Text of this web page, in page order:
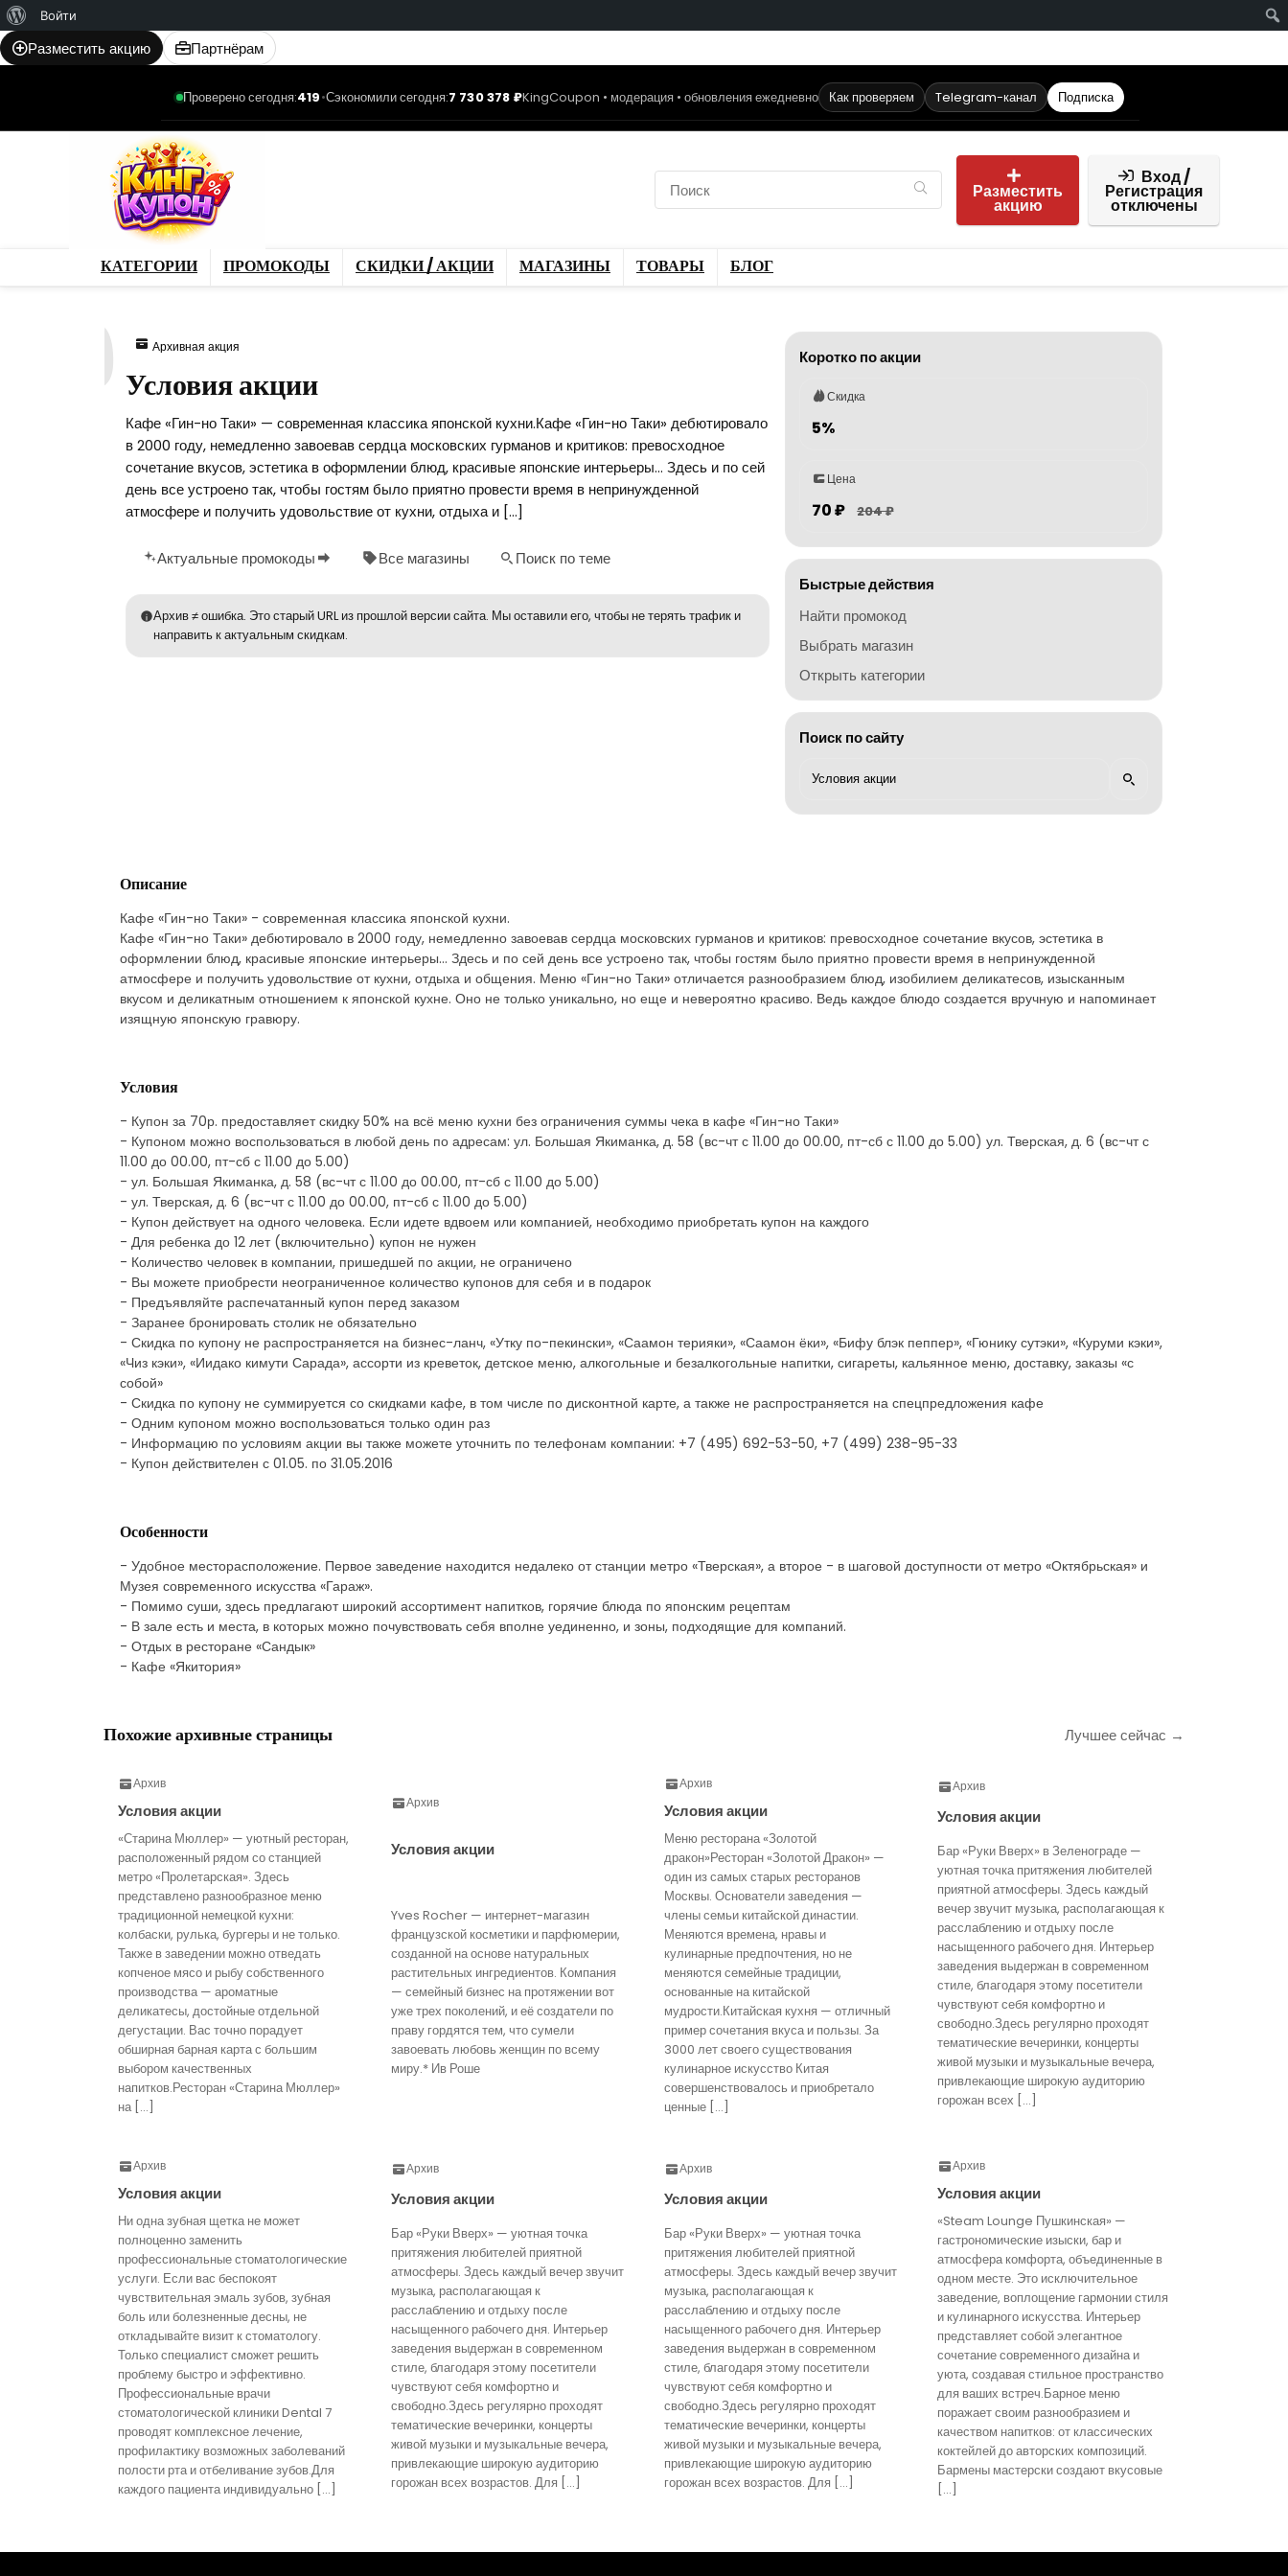
WordPress
Войти
Разместить акцию Партнёрам
Проверено сегодня:419•Сэкономили сегодня:7 730 378 ₽KingCoupon • модерация • обновления ежедневно Как проверяем Telegram-канал Подписка
Разместить
акцию
Вход /
Регистрация
отключены
КАТЕГОРИИ ПРОМОКОДЫ СКИДКИ / АКЦИИ МАГАЗИНЫ ТОВАРЫ БЛОГ
Архивная акция
Условия акции
Кафе «Гин-но Таки» — современная классика японской кухни.Кафе «Гин-но Таки» дебютировало
в 2000 году, немедленно завоевав сердца московских гурманов и критиков: превосходное
сочетание вкусов, эстетика в оформлении блюд, красивые японские интерьеры… Здесь и по сей
день все устроено так, чтобы гостям было приятно провести время в непринужденной
атмосфере и получить удовольствие от кухни, отдыха и […]
Актуальные промокоды Все магазины Поиск по теме
Архив ≠ ошибка. Это старый URL из прошлой версии сайта. Мы оставили его, чтобы не терять трафик и
направить к актуальным скидкам.
Коротко по акции
Скидка
5%
Цена
70 ₽ 204 ₽
Быстрые действия
Найти промокод
Выбрать магазин
Открыть категории
Поиск по сайту
Описание
Кафе «Гин-но Таки» - современная классика японской кухни.
Кафе «Гин-но Таки» дебютировало в 2000 году, немедленно завоевав сердца московских гурманов и критиков: превосходное сочетание вкусов, эстетика в
оформлении блюд, красивые японские интерьеры… Здесь и по сей день все устроено так, чтобы гостям было приятно провести время в непринужденной
атмосфере и получить удовольствие от кухни, отдыха и общения. Меню «Гин-но Таки» отличается разнообразием блюд, изобилием деликатесов, изысканным
вкусом и деликатным отношением к японской кухне. Оно не только уникально, но еще и невероятно красиво. Ведь каждое блюдо создается вручную и напоминает
изящную японскую гравюру.
Условия
- Купон за 70р. предоставляет скидку 50% на всё меню кухни без ограничения суммы чека в кафе «Гин-но Таки»
- Купоном можно воспользоваться в любой день по адресам: ул. Большая Якиманка, д. 58 (вс-чт с 11.00 до 00.00, пт-сб с 11.00 до 5.00) ул. Тверская, д. 6 (вс-чт с
11.00 до 00.00, пт-сб с 11.00 до 5.00)
- ул. Большая Якиманка, д. 58 (вс-чт с 11.00 до 00.00, пт-сб с 11.00 до 5.00)
- ул. Тверская, д. 6 (вс-чт с 11.00 до 00.00, пт-сб с 11.00 до 5.00)
- Купон действует на одного человека. Если идете вдвоем или компанией, необходимо приобретать купон на каждого
- Для ребенка до 12 лет (включительно) купон не нужен
- Количество человек в компании, пришедшей по акции, не ограничено
- Вы можете приобрести неограниченное количество купонов для себя и в подарок
- Предъявляйте распечатанный купон перед заказом
- Заранее бронировать столик не обязательно
- Скидка по купону не распространяется на бизнес-ланч, «Утку по-пекински», «Саамон терияки», «Саамон ёки», «Бифу блэк пеппер», «Гюнику сутэки», «Куруми кэки»,
«Чиз кэки», «Иидако кимути Сарада», ассорти из креветок, детское меню, алкогольные и безалкогольные напитки, сигареты, кальянное меню, доставку, заказы «с
собой»
- Скидка по купону не суммируется со скидками кафе, в том числе по дисконтной карте, а также не распространяется на спецпредложения кафе
- Одним купоном можно воспользоваться только один раз
- Информацию по условиям акции вы также можете уточнить по телефонам компании: +7 (495) 692-53-50, +7 (499) 238-95-33
- Купон действителен с 01.05. по 31.05.2016
Особенности
- Удобное месторасположение. Первое заведение находится недалеко от станции метро «Тверская», а второе - в шаговой доступности от метро «Октябрьская» и
Музея современного искусства «Гараж».
- Помимо суши, здесь предлагают широкий ассортимент напитков, горячие блюда по японским рецептам
- В зале есть и места, в которых можно почувствовать себя вполне уединенно, и зоны, подходящие для компаний.
- Отдых в ресторане «Сандык»
- Кафе «Якитория»
Похожие архивные страницы Лучшее сейчас →
Архив
Условия акции
«Старина Мюллер» — уютный ресторан,
расположенный рядом со станцией
метро «Пролетарская». Здесь
представлено разнообразное меню
традиционной немецкой кухни:
колбаски, рулька, бургеры и не только.
Также в заведении можно отведать
копченое мясо и рыбу собственного
производства — ароматные
деликатесы, достойные отдельной
дегустации. Вас точно порадует
обширная барная карта с большим
выбором качественных
напитков.Ресторан «Старина Мюллер»
на […]
Архив
Условия акции
Yves Rocher — интернет-магазин
французской косметики и парфюмерии,
созданной на основе натуральных
растительных ингредиентов. Компания
— семейный бизнес на протяжении вот
уже трех поколений, и её создатели по
праву гордятся тем, что сумели
завоевать любовь женщин по всему
миру.* Ив Роше
Архив
Условия акции
Меню ресторана «Золотой
дракон»Ресторан «Золотой Дракон» —
один из самых старых ресторанов
Москвы. Основатели заведения —
члены семьи китайской династии.
Меняются времена, нравы и
кулинарные предпочтения, но не
меняются семейные традиции,
основанные на китайской
мудрости.Китайская кухня — отличный
пример сочетания вкуса и пользы. За
3000 лет своего существования
кулинарное искусство Китая
совершенствовалось и приобретало
ценные […]
Архив
Условия акции
Бар «Руки Вверх» в Зеленограде —
уютная точка притяжения любителей
приятной атмосферы. Здесь каждый
вечер звучит музыка, располагающая к
расслаблению и отдыху после
насыщенного рабочего дня. Интерьер
заведения выдержан в современном
стиле, благодаря этому посетители
чувствуют себя комфортно и
свободно.Здесь регулярно проходят
тематические вечеринки, концерты
живой музыки и музыкальные вечера,
привлекающие широкую аудиторию
горожан всех […]
Архив
Условия акции
Ни одна зубная щетка не может
полноценно заменить
профессиональные стоматологические
услуги. Если вас беспокоят
чувствительная эмаль зубов, зубная
боль или болезненные десны, не
откладывайте визит к стоматологу.
Только специалист сможет решить
проблему быстро и эффективно.
Профессиональные врачи
стоматологической клиники Dental 7
проводят комплексное лечение,
профилактику возможных заболеваний
полости рта и отбеливание зубов.Для
каждого пациента индивидуально […]
Архив
Условия акции
Бар «Руки Вверх» — уютная точка
притяжения любителей приятной
атмосферы. Здесь каждый вечер звучит
музыка, располагающая к
расслаблению и отдыху после
насыщенного рабочего дня. Интерьер
заведения выдержан в современном
стиле, благодаря этому посетители
чувствуют себя комфортно и
свободно.Здесь регулярно проходят
тематические вечеринки, концерты
живой музыки и музыкальные вечера,
привлекающие широкую аудиторию
горожан всех возрастов. Для […]
Архив
Условия акции
Бар «Руки Вверх» — уютная точка
притяжения любителей приятной
атмосферы. Здесь каждый вечер звучит
музыка, располагающая к
расслаблению и отдыху после
насыщенного рабочего дня. Интерьер
заведения выдержан в современном
стиле, благодаря этому посетители
чувствуют себя комфортно и
свободно.Здесь регулярно проходят
тематические вечеринки, концерты
живой музыки и музыкальные вечера,
привлекающие широкую аудиторию
горожан всех возрастов. Для […]
Архив
Условия акции
«Steam Lounge Пушкинская» —
гастрономические изыски, бар и
атмосфера комфорта, объединенные в
одном месте. Это исключительное
заведение, воплощение гармонии стиля
и кулинарного искусства. Интерьер
представляет собой элегантное
сочетание современного дизайна и
уюта, создавая стильное пространство
для ваших встреч.Барное меню
поражает своим разнообразием и
качеством напитков: от классических
коктейлей до авторских композиций.
Бармены мастерски создают вкусовые
[…]